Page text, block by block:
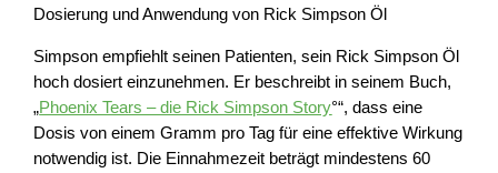
Dosierung und Anwendung von Rick Simpson Öl
Simpson empfiehlt seinen Patienten, sein Rick Simpson Öl
hoch dosiert einzunehmen. Er beschreibt in seinem Buch,
„Phoenix Tears – die Rick Simpson Story°“, dass eine
Dosis von einem Gramm pro Tag für eine effektive Wirkung
notwendig ist. Die Einnahmezeit beträgt mindestens 60